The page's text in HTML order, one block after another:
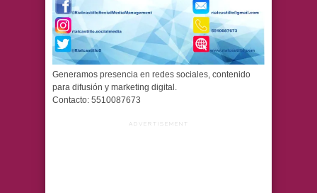
Generamos presencia en redes sociales, contenido
para difusión y marketing digital.
Contacto: 5510087673
ADVERTISEMENT